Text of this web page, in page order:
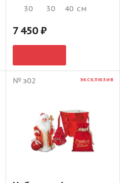
30
30 40 см
7 450
№ э02 ЭКСКЛЮЗИВ